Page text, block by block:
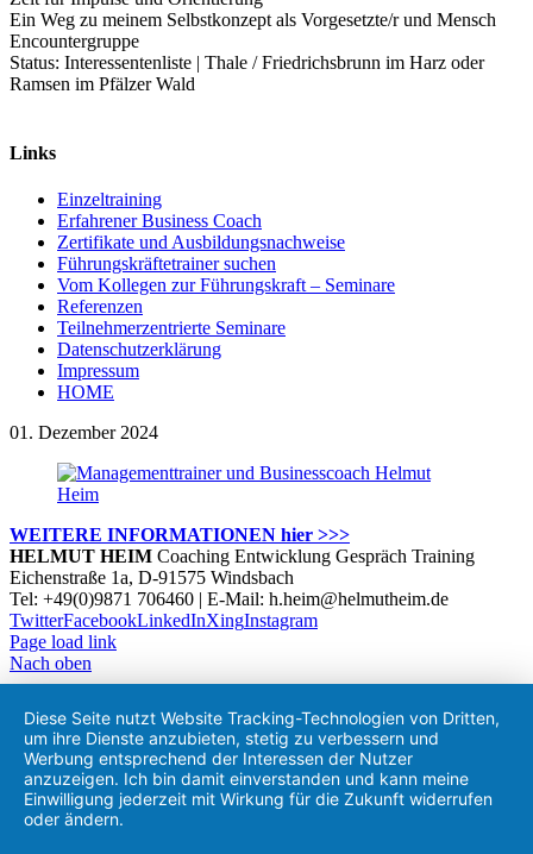
Ein Weg zu meinem Selbstkonzept als Vorgesetzte/r und Mensch
Encountergruppe
Status: Interessentenliste | Thale / Friedrichsbrunn im Harz oder
Ramsen im Pfälzer Wald
Links
Einzeltraining
Erfahrener Business Coach
Zertifikate und Ausbildungsnachweise
Führungskräftetrainer suchen
Vom Kollegen zur Führungskraft – Seminare
Referenzen
Teilnehmerzentrierte Seminare
Datenschutzerklärung
Impressum
HOME
01. Dezember 2024
WEITERE INFORMATIONEN hier >>>
HELMUT HEIM Coaching Entwicklung Gespräch Training
Eichenstraße 1a, D-91575 Windsbach
Tel: +49(0)9871 706460 | E-Mail: h.heim@helmutheim.de
TwitterFacebookLinkedInXingInstagram
Page load link
Diese Seite nutzt Website Tracking-Technologien von Dritten,
um ihre Dienste anzubieten, stetig zu verbessern und
Werbung entsprechend der Interessen der Nutzer
anzuzeigen. Ich bin damit einverstanden und kann meine
Einwilligung jederzeit mit Wirkung für die Zukunft widerrufen
oder ändern.
Nach oben